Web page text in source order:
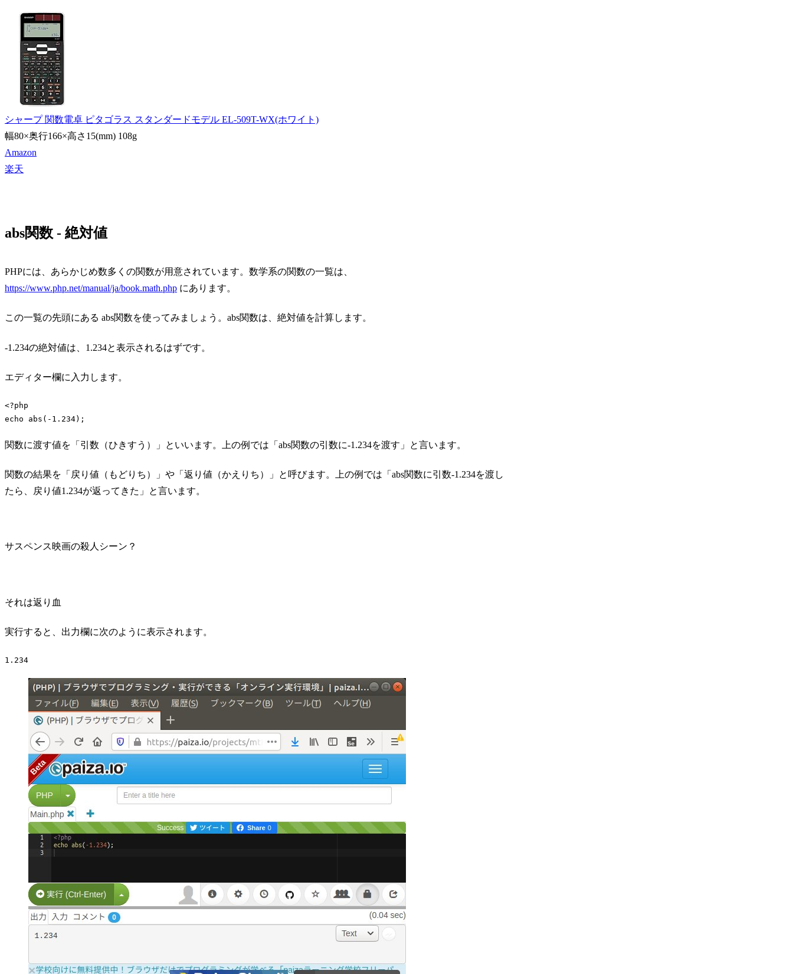
シャープ 関数電卓 ピタゴラス スタンダードモデル EL-509T-WX(ホワイト)
幅80×奥行166×高さ15(mm) 108g
Amazon
楽天
abs関数 - 絶対値
PHPには、あらかじめ数多くの関数が用意されています。数学系の関数の一覧は、
https://www.php.net/manual/ja/book.math.php にあります。
この一覧の先頭にある abs関数を使ってみましょう。abs関数は、絶対値を計算します。
-1.234の絶対値は、1.234と表示されるはずです。
エディター欄に入力します。
<?php
echo abs( -1.234
関数に渡す値を「引数（ひきすう）」といいます。上の例では「abs関数の引数に-1.234を渡す」と言います。
関数の結果を「戻り値（もどりち）」や「返り値（かえりち）」と呼びます。上の例では「abs関数に引数-1.234を渡し
たら、戻り値1.234が返ってきた」と言います。
サスペンス映画の殺人シーン？
それは返り血
実行すると、出力欄に次のように表示されます。